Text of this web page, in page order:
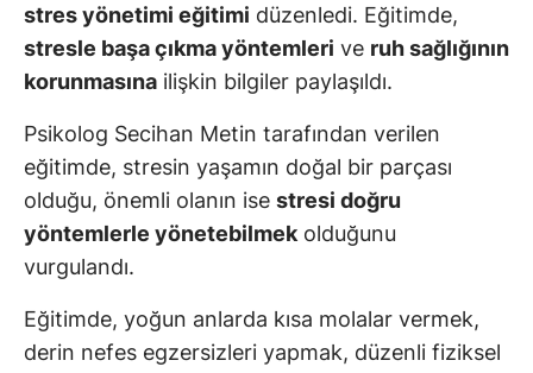
stres yönetimi eğitimi düzenledi. Eğitimde,
stresle başa çıkma yöntemleri ve ruh sağlığının
korunmasına ilişkin bilgiler paylaşıldı.
Psikolog Secihan Metin tarafından verilen
eğitimde, stresin yaşamın doğal bir parçası
olduğu, önemli olanın ise stresi doğru
yöntemlerle yönetebilmek olduğunu
vurgulandı.
Eğitimde, yoğun anlarda kısa molalar vermek,
derin nefes egzersizleri yapmak, düzenli fiziksel